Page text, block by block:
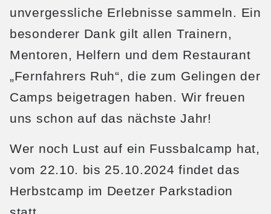
unvergessliche Erlebnisse sammeln. Ein
besonderer Dank gilt allen Trainern,
Mentoren, Helfern und dem Restaurant
„Fernfahrers Ruh“, die zum Gelingen der
Camps beigetragen haben. Wir freuen
uns schon auf das nächste Jahr!
Wer noch Lust auf ein Fussbalcamp hat,
vom 22.10. bis 25.10.2024 findet das
Herbstcamp im Deetzer Parkstadion